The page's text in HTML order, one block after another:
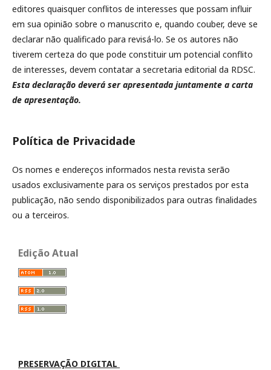
editores quaisquer conflitos de interesses que possam influir
em sua opinião sobre o manuscrito e, quando couber, deve se
declarar não qualificado para revisá-lo. Se os autores não
tiverem certeza do que pode constituir um potencial conflito
de interesses, devem contatar a secretaria editorial da RDSC.
Esta declaração deverá ser apresentada juntamente a carta
de apresentação.
Política de Privacidade
Os nomes e endereços informados nesta revista serão
usados exclusivamente para os serviços prestados por esta
publicação, não sendo disponibilizados para outras finalidades
ou a terceiros.
Edição Atual
PRESERVAÇÃO DIGITAL